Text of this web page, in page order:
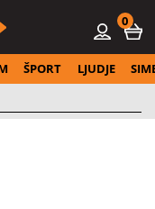
0
ŠPORT LJUDJE